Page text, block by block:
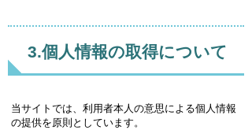
3.個人情報の取得について
当サイトでは、利用者本人の意思による個人情報
の提供を原則としています。